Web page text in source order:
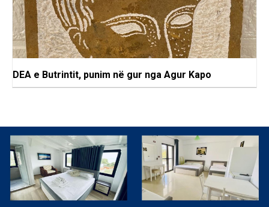
DEA e Butrintit, punim në gur nga Agur Kapo